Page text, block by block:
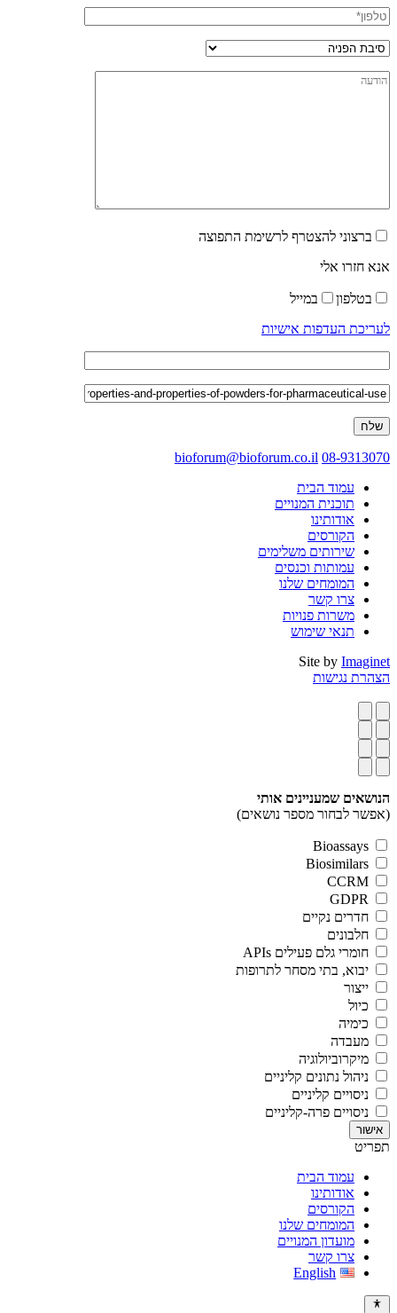
ברצוני להצטרף לרשימת התפוצה
אנא חזרו אלי
בטלפון
במייל
לעריכת העדפות אישיות
08-9313070
bioforum@bioforum.co.il
עמוד הבית
תוכנית המנויים
אודותינו
הקורסים
שירותים משלימים
עמותות וכנסים
המומחים שלנו
צרו קשר
משרות פנויות
תנאי שימוש
Site by Imaginet
הצהרת נגישות
הנושאים שמעניינים אותי
(אפשר לבחור מספר נושאים)
Bioassays
Biosimilars
CCRM
GDPR
חדרים נקיים
חלבונים
חומרי גלם פעילים APIs
יבוא, בתי מסחר לתרופות
ייצור
כיול
כימיה
מעבדה
מיקרוביולוגיה
ניהול נתונים קליניים
ניסויים קליניים
ניסויים פרה-קליניים
תפריט
עמוד הבית
אודותינו
הקורסים
המומחים שלנו
מועדון המנויים
צרו קשר
English